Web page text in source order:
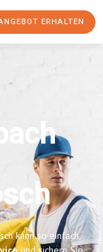
ERHALTEN
kann so einfach